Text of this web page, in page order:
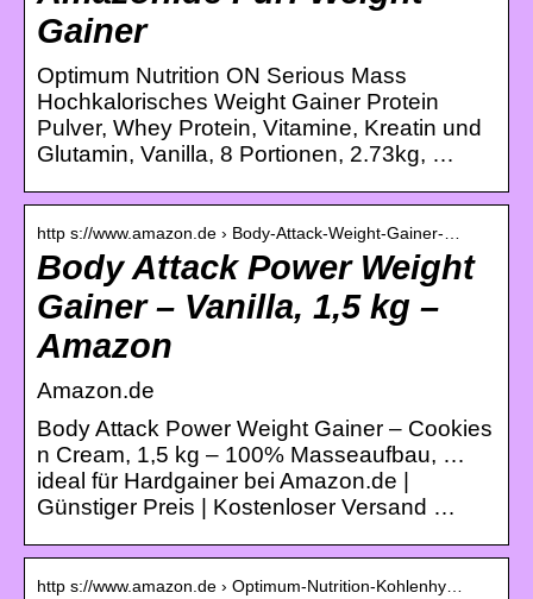
Gainer
Optimum Nutrition ON Serious Mass
Hochkalorisches Weight Gainer Protein
Pulver, Whey Protein, Vitamine, Kreatin und
Glutamin, Vanilla, 8 Portionen, 2.73kg, …
http s://www.amazon.de › Body-Attack-Weight-Gainer-…
Body Attack Power Weight
Gainer – Vanilla, 1,5 kg –
Amazon
Amazon.de
Body Attack Power Weight Gainer – Cookies
n Cream, 1,5 kg – 100% Masseaufbau, …
ideal für Hardgainer bei Amazon.de |
Günstiger Preis | Kostenloser Versand …
http s://www.amazon.de › Optimum-Nutrition-Kohlenhy…